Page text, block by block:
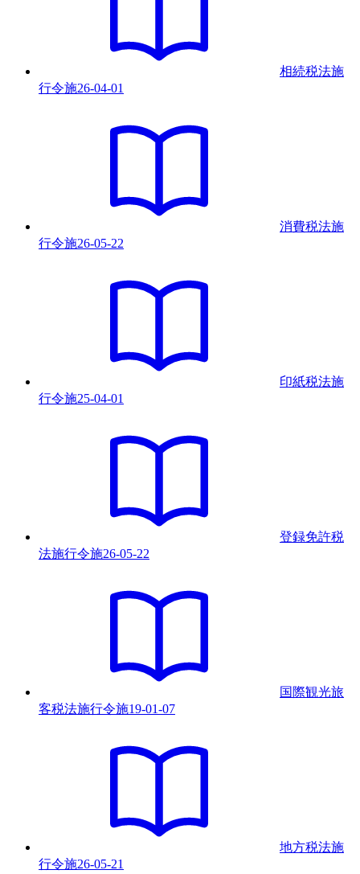
相続税法施
行令施26-04-01
消費税法施
行令施26-05-22
印紙税法施
行令施25-04-01
登録免許税
法施行令施26-05-22
国際観光旅
客税法施行令施19-01-07
地方税法施
行令施26-05-21